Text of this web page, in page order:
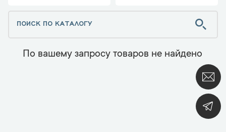
По вашему запросу товаров не найдено